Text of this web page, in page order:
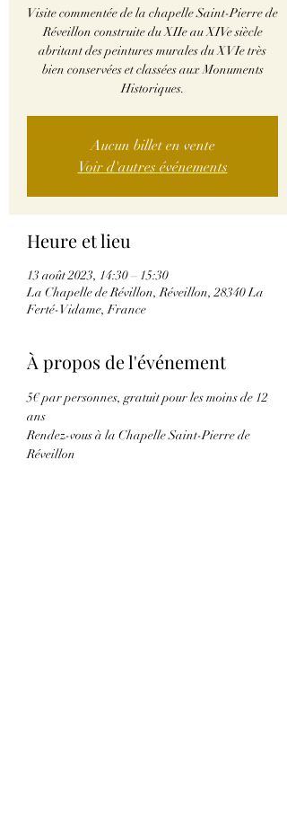
Visite commentée de la chapelle Saint-Pierre de
Réveillon construite du XIIe au XIVe siècle
abritant des peintures murales du XVIe très
bien conservées et classées aux Monuments
Historiques.
Aucun billet en vente
Voir d'autres événements
Heure et lieu
13 août 2023, 14:30 – 15:30
La Chapelle de Révillon, Réveillon, 28340 La
Ferté-Vidame, France
À propos de l'événement
5€ par personnes, gratuit pour les moins de 12
ans
Rendez-vous à la Chapelle Saint-Pierre de
Réveillon